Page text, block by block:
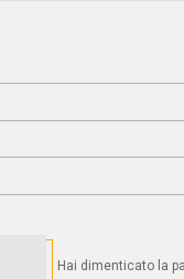
Hai dimenticato la